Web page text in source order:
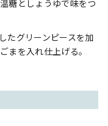
糖としょうゆで味をつ
たグリーンピースを加
まを入れ仕上げる。